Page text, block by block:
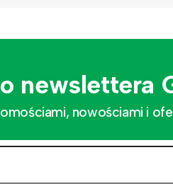
newslettera
nowościami i